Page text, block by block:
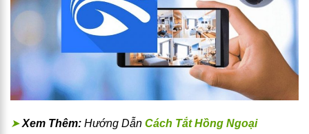
➤ Xem Thêm: Hướng Dẫn Cách Tắt Hồng Ngoại